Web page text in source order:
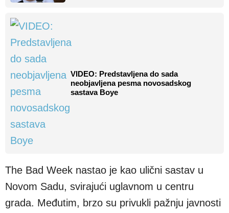
VIDEO: Predstavljena do sada
neobjavljena pesma novosadskog
sastava Boye
The Bad Week nastao je kao ulični sastav u
Novom Sadu, svirajući uglavnom u centru
grada. Međutim, brzo su privukli pažnju javnosti